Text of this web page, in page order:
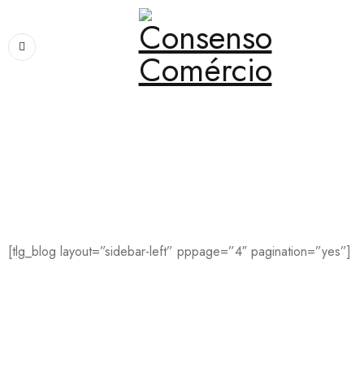
[tlg_blog layout=”sidebar-left” pppage=”4″ pagination=”yes”]